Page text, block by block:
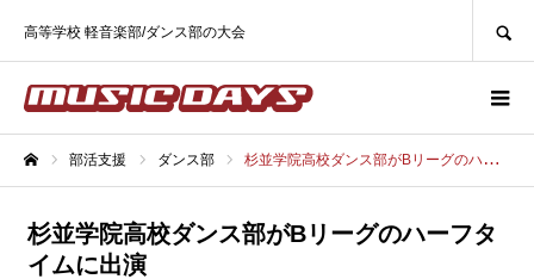
高等学校 軽音楽部/ダンス部の大会
部活支援 ダンス部 杉並学院高校ダンス部がBリーグのハーフタイムに出演
杉並学院高校ダンス部がBリーグのハーフタ
イムに出演